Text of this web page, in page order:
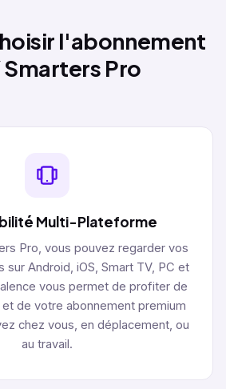
l'abonnement
Smarters Pro
Multi-Plateforme
Pro, vous pouvez regarder vos
sur Android, iOS, Smart TV, PC et
vous permet de profiter de
de votre abonnement premium
chez vous, en déplacement, ou
au travail.